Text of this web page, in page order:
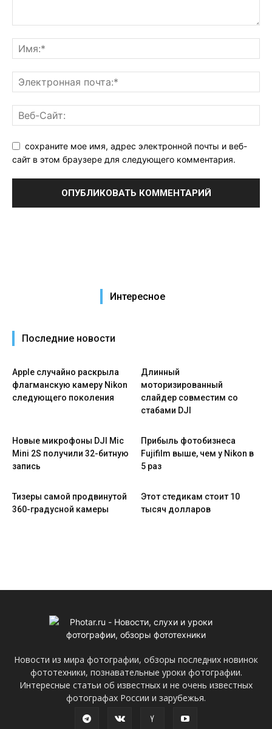
сохраните мое имя, адрес электронной почты и веб-
сайт в этом браузере для следующего комментария.
Интересное
Последние новости
Apple случайно раскрыла
флагманскую камеру Nikon
следующего поколения
Длинный
моторизированный
слайдер совместим со
стабами DJI
Новые микрофоны DJI Mic
Mini 2S получили 32-битную
запись
Прибыль фотобизнеса
Fujifilm выше, чем у Nikon в
5 раз
Тизеры самой продвинутой
360-градусной камеры
Этот стедикам стоит 10
тысяч долларов
Новости из мира фотографии, обзоры последних новинок
фототехники, познавательные уроки фотографии.
Интересные статьи об известных и не очень известных
фотографах России и зарубежья.